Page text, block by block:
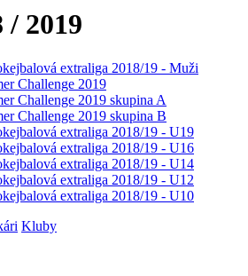
/ 2019
extraliga 2018/19 - Muži
Challenge 2019
Challenge 2019 skupina A
Challenge 2019 skupina B
extraliga 2018/19 - U19
extraliga 2018/19 - U16
extraliga 2018/19 - U14
extraliga 2018/19 - U12
extraliga 2018/19 - U10
Kluby